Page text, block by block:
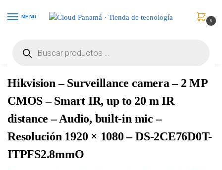
MENU
0
Hikvision – Surveillance camera – 2 MP
CMOS – Smart IR, up to 20 m IR
distance – Audio, built-in mic –
Resolución 1920 × 1080 – DS-2CE76D0T-
ITPFS2.8mmO